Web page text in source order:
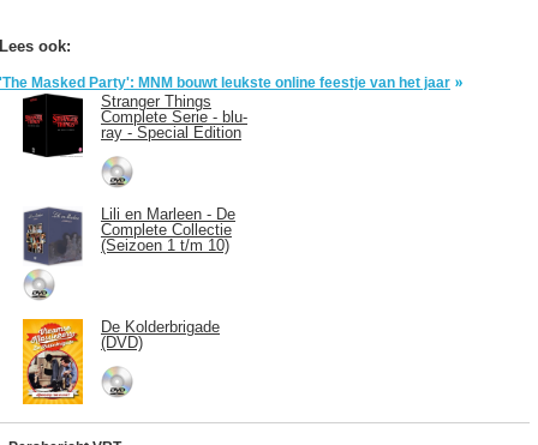
Lees ook:
'The Masked Party': MNM bouwt leukste online feestje van het jaar
Stranger Things
Complete Serie - blu-
ray - Special Edition
Lili en Marleen - De
Complete Collectie
(Seizoen 1 t/m 10)
De Kolderbrigade
(DVD)